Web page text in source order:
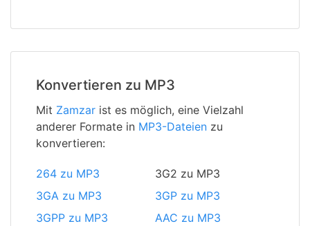
Konvertieren zu MP3
Mit Zamzar ist es möglich, eine Vielzahl
anderer Formate in MP3-Dateien zu
konvertieren:
264 zu MP3
3G2 zu MP3
3GA zu MP3
3GP zu MP3
3GPP zu MP3
AAC zu MP3